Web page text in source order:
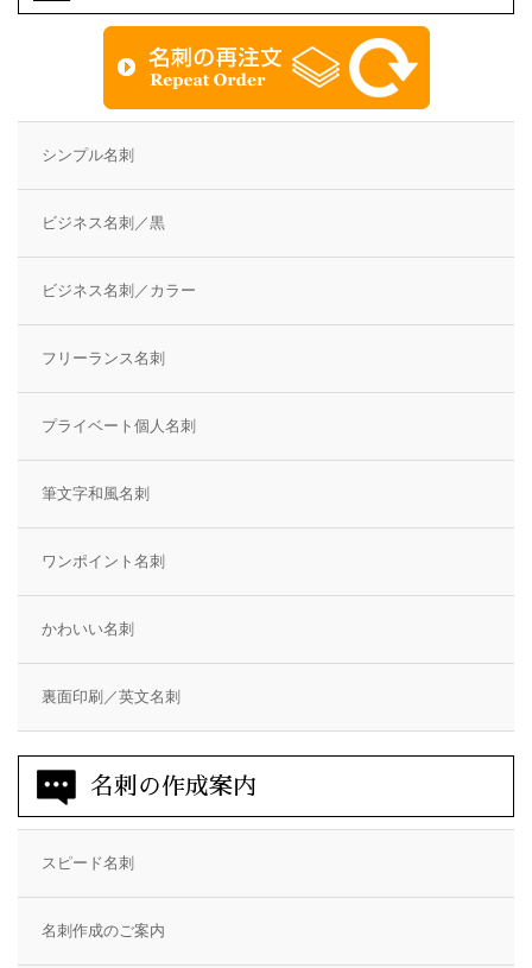
シンプル名刺
ビジネス名刺／黒
ビジネス名刺／カラー
フリーランス名刺
プライベート個人名刺
筆文字和風名刺
ワンポイント名刺
かわいい名刺
裏面印刷／英文名刺
名刺の作成案内
スピード名刺
名刺作成のご案内